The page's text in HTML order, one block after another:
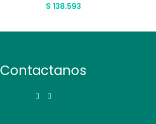
$ 138.593
Contactanos